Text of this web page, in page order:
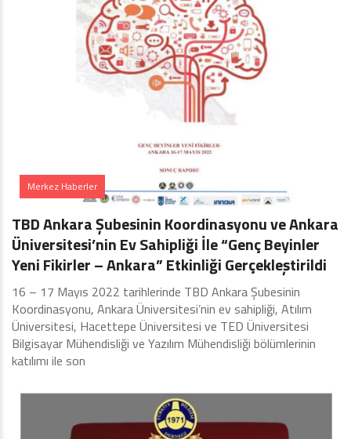
Merkez Haberler
TBD Ankara Şubesinin Koordinasyonu ve Ankara
Üniversitesi’nin Ev Sahipliği İle “Genç Beyinler
Yeni Fikirler – Ankara” Etkinliği Gerçekleştirildi
16 – 17 Mayıs 2022 tarihlerinde TBD Ankara Şubesinin
Koordinasyonu, Ankara Üniversitesi’nin ev sahipliği, Atılım
Üniversitesi, Hacettepe Üniversitesi ve TED Üniversitesi
Bilgisayar Mühendisliği ve Yazılım Mühendisliği bölümlerinin
katılımı ile son